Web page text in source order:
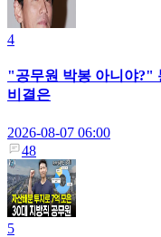
4
"공무원 박봉 아니야?"
비결은
2026-08-07 06:00
48
5